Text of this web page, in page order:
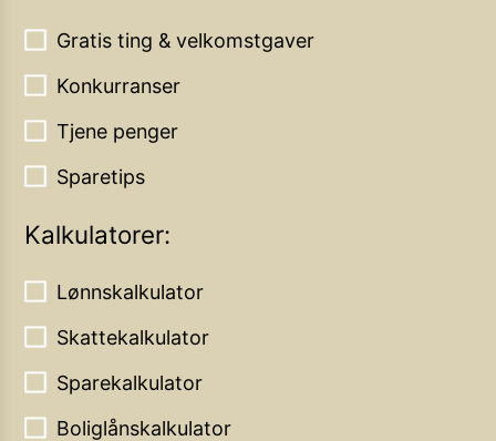
Gratis ting & velkomstgaver
Konkurranser
Tjene penger
Sparetips
Kalkulatorer:
Lønnskalkulator
Skattekalkulator
Sparekalkulator
Boliglånskalkulator